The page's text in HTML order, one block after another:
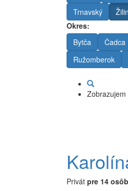
Trnavský
Okres:
Bytča
Čadca
Ružomberok
Zobrazujem
Privát pre 14 osôb